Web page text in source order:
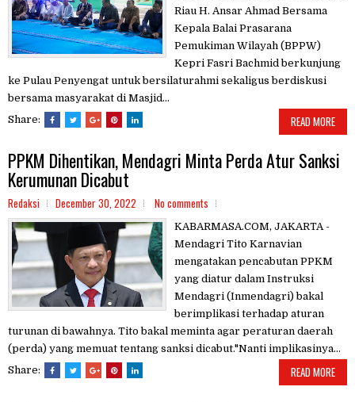
Riau H. Ansar Ahmad Bersama
Kepala Balai Prasarana
Pemukiman Wilayah (BPPW)
Kepri Fasri Bachmid berkunjung
ke Pulau Penyengat untuk bersilaturahmi sekaligus berdiskusi
bersama masyarakat di Masjid...
Share:
READ MORE
PPKM Dihentikan, Mendagri Minta Perda Atur Sanksi
Kerumunan Dicabut
Redaksi December 30, 2022 No comments
KABARMASA.COM, JAKARTA -
Mendagri Tito Karnavian
mengatakan pencabutan PPKM
yang diatur dalam Instruksi
Mendagri (Inmendagri) bakal
berimplikasi terhadap aturan
turunan di bawahnya. Tito bakal meminta agar peraturan daerah
(perda) yang memuat tentang sanksi dicabut."Nanti implikasinya...
Share:
READ MORE